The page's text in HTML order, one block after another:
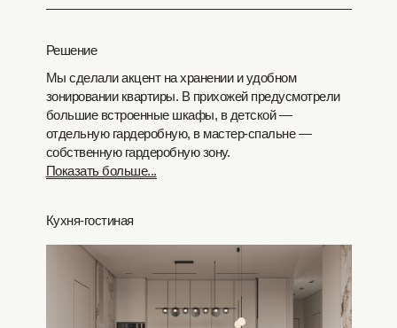
Решение
Мы сделали акцент на хранении и удобном
зонировании квартиры. В прихожей предусмотрели
большие встроенные шкафы, в детской —
отдельную гардеробную, в мастер-спальне —
собственную гардеробную зону.
Показать больше...
Кухня-гостиная